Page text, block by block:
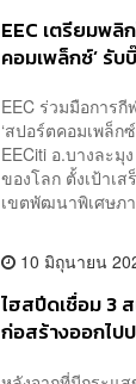
EEC เตรียมพลิ
คอมเพล็กซ์’ รับ
EEC ร่วมมือการ
‘สปอร์ตคอมเพล็ก
EECiti อ.บางละมุ
ของโลก ตั้งเป้าเ
เขตพัฒนาพิเศษภ
10 มิถุนายน
ไฮสปีดเชื่อม 3
ก่อสร้างออกไป